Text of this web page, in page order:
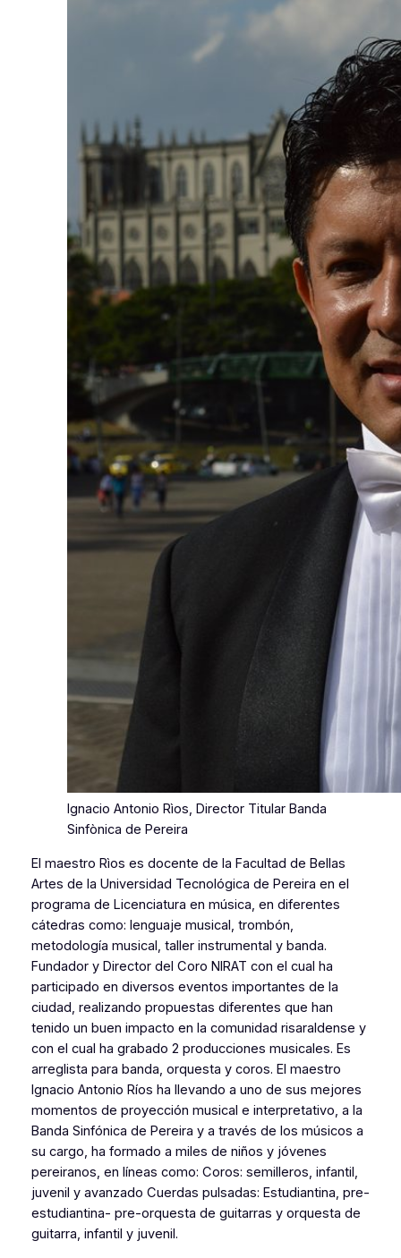
Ignacio Antonio Rìos, Director Titular Banda
Sinfònica de Pereira
El maestro Rìos es docente de la Facultad de Bellas
Artes de la Universidad Tecnológica de Pereira en el
programa de Licenciatura en música, en diferentes
cátedras como: lenguaje musical, trombón,
metodología musical, taller instrumental y banda.
Fundador y Director del Coro NIRAT con el cual ha
participado en diversos eventos importantes de la
ciudad, realizando propuestas diferentes que han
tenido un buen impacto en la comunidad risaraldense y
con el cual ha grabado 2 producciones musicales. Es
arreglista para banda, orquesta y coros. El maestro
Ignacio Antonio Ríos ha llevando a uno de sus mejores
momentos de proyección musical e interpretativo, a la
Banda Sinfónica de Pereira y a través de los músicos a
su cargo, ha formado a miles de niños y jóvenes
pereiranos, en líneas como: Coros: semilleros, infantil,
juvenil y avanzado Cuerdas pulsadas: Estudiantina, pre-
estudiantina- pre-orquesta de guitarras y orquesta de
guitarra, infantil y juvenil.